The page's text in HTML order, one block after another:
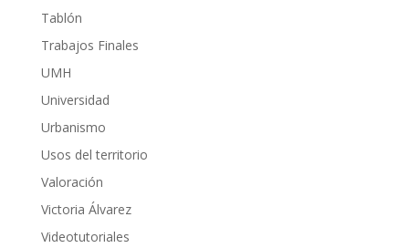
Tablón
Trabajos Finales
UMH
Universidad
Urbanismo
Usos del territorio
Valoración
Victoria Álvarez
Videotutoriales